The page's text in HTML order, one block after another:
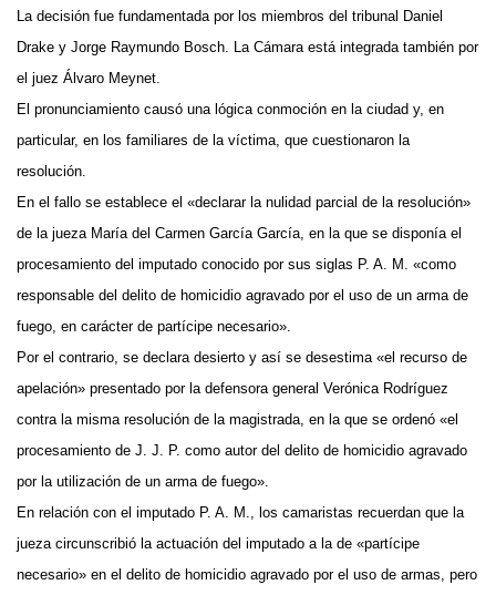
La decisión fue fundamentada por los miembros del tribunal Daniel
Drake y Jorge Raymundo Bosch. La Cámara está integrada también por
el juez Álvaro Meynet.
El pronunciamiento causó una lógica conmoción en la ciudad y, en
particular, en los familiares de la víctima, que cuestionaron la
resolución.
En el fallo se establece el «declarar la nulidad parcial de la resolución»
de la jueza María del Carmen García García, en la que se disponía el
procesamiento del imputado conocido por sus siglas P. A. M. «como
responsable del delito de homicidio agravado por el uso de un arma de
fuego, en carácter de partícipe necesario».
Por el contrario, se declara desierto y así se desestima «el recurso de
apelación» presentado por la defensora general Verónica Rodríguez
contra la misma resolución de la magistrada, en la que se ordenó «el
procesamiento de J. J. P. como autor del delito de homicidio agravado
por la utilización de un arma de fuego».
En relación con el imputado P. A. M., los camaristas recuerdan que la
jueza circunscribió la actuación del imputado a la de «partícipe
necesario» en el delito de homicidio agravado por el uso de armas, pero